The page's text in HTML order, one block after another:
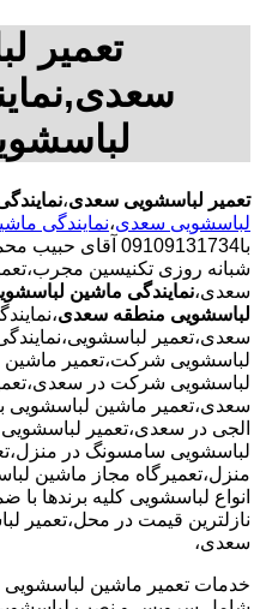
تعمیر
تعمیر لباسشویی سعدی،
لباسشویی سعدی،نمایندگی
با09109131734
شبانه روزی تکنیسین
سعدی،نمایندگی ماشین
لباسشویی منطقه سعدی
سعدی،تعمیر
لباسشویی شرکت،تعمیر ماشین
لباسشویی شرکت در
سعدی،تعمیر ماشین لباسشویی
الجی در سعدی،تعمیر
لباسشویی سامسونگ در
منزل،تعمیرگاه مجاز ماشین
انواع لباسشویی کلیه برندها
نازلترین قیمت در محل،تعمیر
سعدی،
خدمات تعمیر ماشین لباسشویی